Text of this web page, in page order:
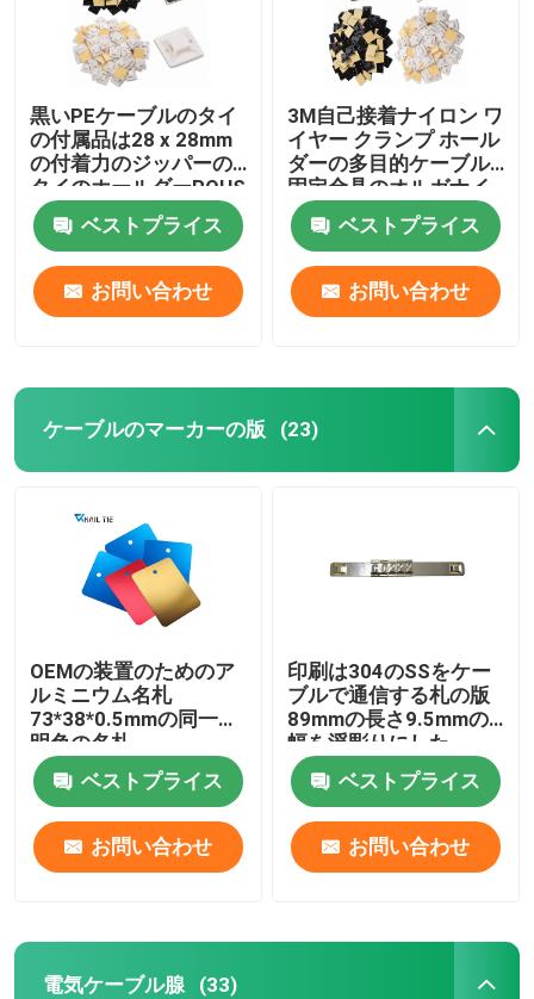
黒いPEケーブルのタイ
の付属品は28 x 28mm
の付着力のジッパーの
タイのホールダーROHS
承認した
ベストプライス
お問い合わせ
3M自己接着ナイロン ワ
イヤー クランプ ホール
ダーの多目的ケーブル
固定金具のオルガナイ
ザー
ベストプライス
お問い合わせ
ケーブルのマーカーの版 (23)
OEMの装置のためのア
ルミニウム名札
73*38*0.5mmの同一証
明色の名札
ベストプライス
お問い合わせ
印刷は304のSSをケー
ブルで通信する札の版
89mmの長さ9.5mmの
幅を浮彫りにした
ベストプライス
お問い合わせ
電気ケーブル腺 (33)